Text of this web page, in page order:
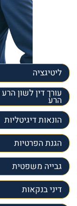
ליטיגציה
עורך דין לשון
הרע
הונאות דיגיטליות
הגנת הפרטיות
גבייה משפטית
דיני בנקאות